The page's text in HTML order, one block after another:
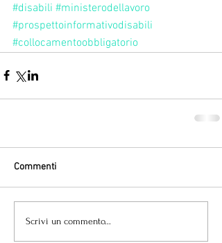
#disabili #ministerodellavoro
#prospettoinformativodisabili
#collocamentoobbligatorio
Commenti
Scrivi un commento...